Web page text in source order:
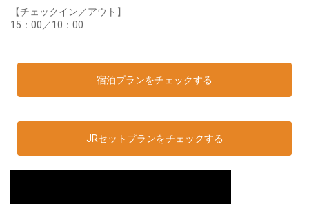
【チェックイン／アウト】
15：00／10：00
宿泊プランをチェックする
JRセットプランをチェックする